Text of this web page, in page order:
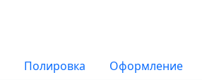
Полировка Оформление